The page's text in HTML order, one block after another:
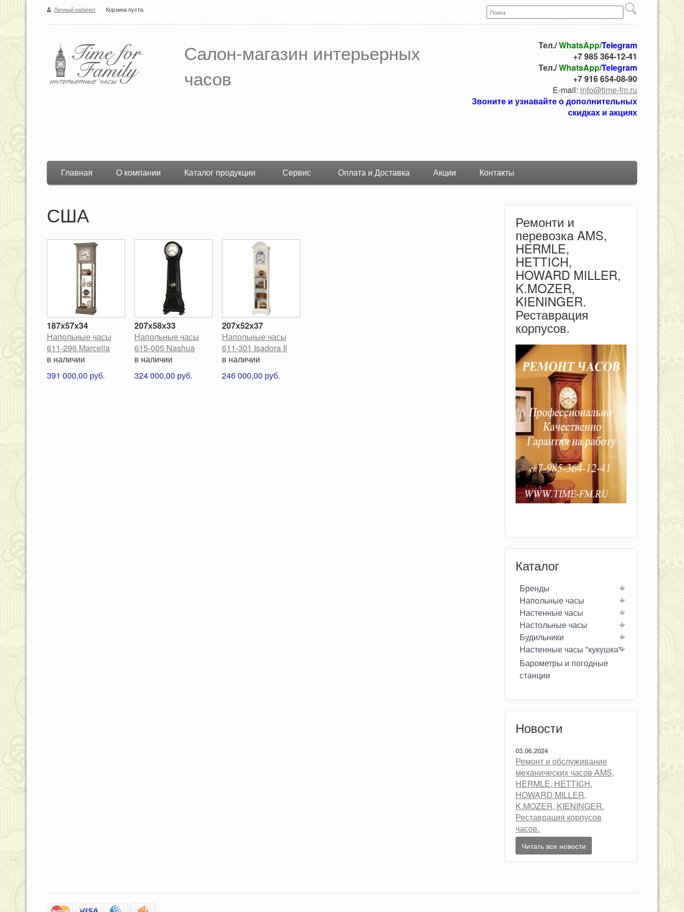
Личный кабинет Корзина пуста.
Форма поиска
Поиск
Салон-магазин интерьерных
часов
Тел./WhatsApp/Telegram
+7 985 364-12-41
Тел./WhatsApp/Telegram
+7 916 654-08-90
E-mail: info@time-fm.ru
Звоните и узнавайте о дополнительных
скидках и акциях
Главная О компании Каталог продукции Сервис Оплата и Доставка Акции Контакты
США
187х57х34
Напольные часы
611-296 Marcella
в наличии
391 000,00 руб.
207х58х33
Напольные часы
615-005 Nashua
в наличии
324 000,00 руб.
207х52х37
Напольные часы
611-301 Isadora II
в наличии
246 000,00 руб.
Ремонти и
перевозка AMS,
HERMLE,
HETTICH,
HOWARD MILLER,
K.MOZER,
KIENINGER.
Реставрация
корпусов.
Каталог
Бренды
Напольные часы
Настенные часы
Настольные часы
Будильники
Настенные часы "кукушка"
Барометры и погодные
станции
Новости
03.06.2024
Ремонт и обслуживание
механических часов AMS,
HERMLE, HETTICH,
HOWARD MILLER,
K.MOZER, KIENINGER.
Реставрация корпусов
часов.
Читать все новости